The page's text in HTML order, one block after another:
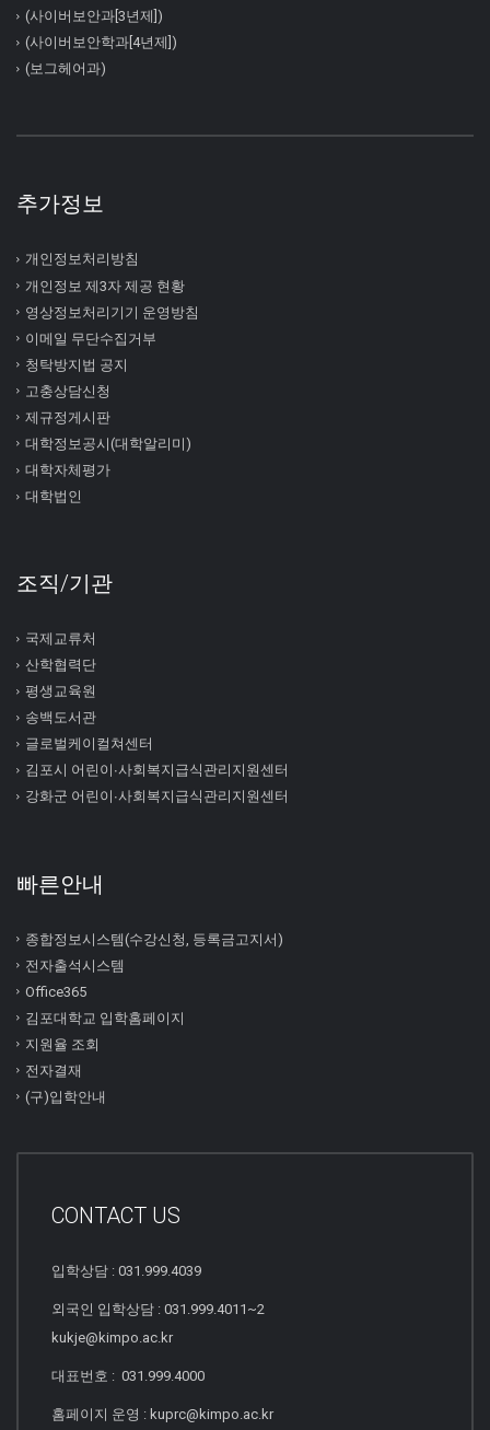
(사이버보안과[3년제])
(사이버보안학과[4년제])
(보그헤어과)
추가정보
개인정보처리방침
개인정보 제3자 제공 현황
영상정보처리기기 운영방침
이메일 무단수집거부
청탁방지법 공지
고충상담신청
제규정게시판
대학정보공시(대학알리미)
대학자체평가
대학법인
조직/기관
국제교류처
산학협력단
평생교육원
송백도서관
글로벌케이컬쳐센터
김포시 어린이∙사회복지급식관리지원센터
강화군 어린이∙사회복지급식관리지원센터
빠른안내
종합정보시스템(수강신청, 등록금고지서)
전자출석시스템
Office365
김포대학교 입학홈페이지
지원율 조회
전자결재
(구)입학안내
CONTACT US
입학상담 : 031.999.4039
외국인 입학상담 : 031.999.4011~2
kukje@kimpo.ac.kr
대표번호 : 031.999.4000
홈페이지 운영 : kuprc@kimpo.ac.kr